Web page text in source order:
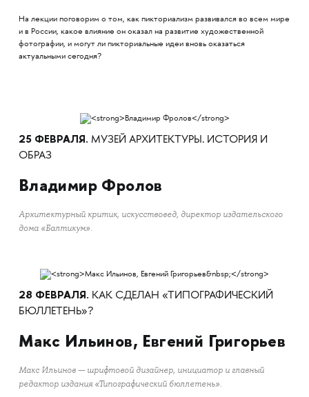
На лекции поговорим о том, как пикториализм развивался во всем мире
и в России, какое влияние он оказал на развитие художественной
фотографии, и могут ли пикториальные идеи вновь оказаться
актуальными сегодня?
25 ФЕВРАЛЯ. ​​​​​​​МУЗЕЙ АРХИТЕКТУРЫ. ИСТОРИЯ И
ОБРАЗ
Владимир Фролов
Архитектурный критик, искусствовед, директор издательского
дома «Балтикум».
28 ФЕВРАЛЯ. КАК СДЕЛАН «ТИПОГРАФИЧЕСКИЙ
БЮЛЛЕТЕНЬ»?
Макс Ильинов, Евгений Григорьев
Макс Ильинов — шрифтовой дизайнер, инициатор и главный
редактор издания «Типографический бюллетень».